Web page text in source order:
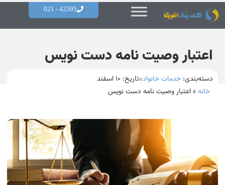
42595 - 021
اعتبار وصیت نامه دست نویس
دسته‌بندی:خدمات خانوادهتاریخ:۱۰ اسفند
خانه»اعتبار وصیت نامه دست نویس